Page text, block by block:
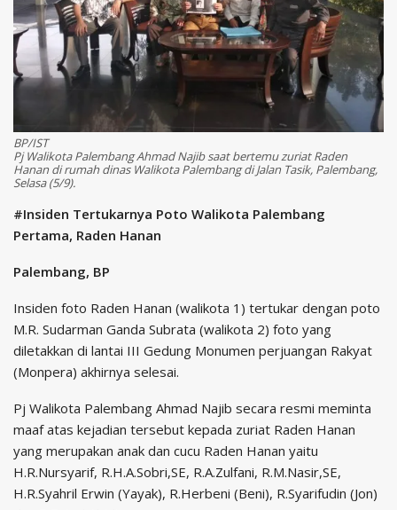
BP/IST
Pj Walikota Palembang Ahmad Najib saat bertemu zuriat Raden
Hanan di rumah dinas Walikota Palembang di Jalan Tasik, Palembang,
Selasa (5/9).
#Insiden Tertukarnya Poto Walikota Palembang
Pertama, Raden Hanan
Palembang, BP
Insiden foto Raden Hanan (walikota 1) tertukar dengan poto
M.R. Sudarman Ganda Subrata (walikota 2) foto yang
diletakkan di lantai III Gedung Monumen perjuangan Rakyat
(Monpera) akhirnya selesai.
Pj Walikota Palembang Ahmad Najib secara resmi meminta
maaf atas kejadian tersebut kepada zuriat Raden Hanan
yang merupakan anak dan cucu Raden Hanan yaitu
H.R.Nursyarif, R.H.A.Sobri,SE, R.A.Zulfani, R.M.Nasir,SE,
H.R.Syahril Erwin (Yayak), R.Herbeni (Beni), R.Syarifudin (Jon)